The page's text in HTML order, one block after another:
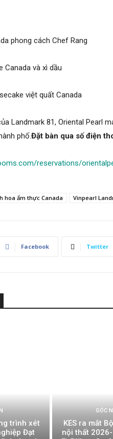
phong cách Chef Rang
Canada và xì dầu
việt quất Canada
Landmark 81, Oriental Pearl
phố.Đặt bàn qua số điện
reservations/
hoa ẩm thực Canada Vinpearl
Facebook Twitter
trình xét
Đạt
GÓC
KES ra mắt
nội thất